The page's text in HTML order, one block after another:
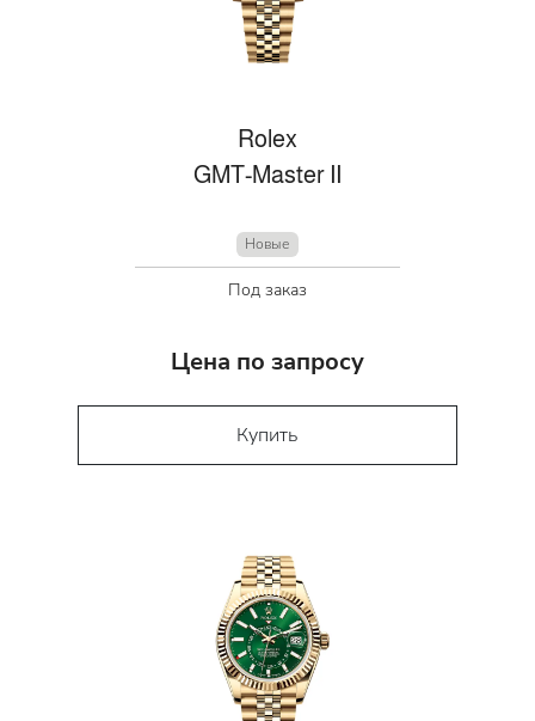
Rolex
GMT-Master II
Новые
Под заказ
Цена по запросу
Купить